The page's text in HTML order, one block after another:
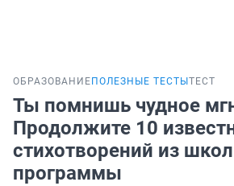
ОБРАЗОВАНИЕ ПОЛЕЗНЫЕ ТЕСТЫ ТЕСТ
Ты помнишь чудное
Продолжите 10
стихотворений из
программы